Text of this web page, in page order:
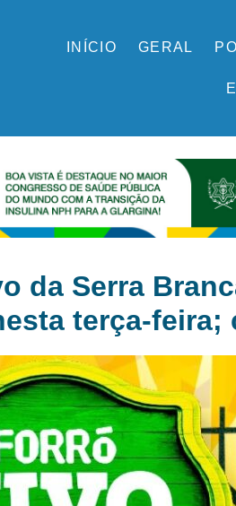
INÍCIO GERAL
da Serra
terça-